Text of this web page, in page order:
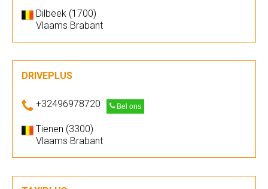
Dilbeek (1700)
Vlaams Brabant
DRIVEPLUS
+32496978720 Bel ons
Tienen (3300)
Vlaams Brabant